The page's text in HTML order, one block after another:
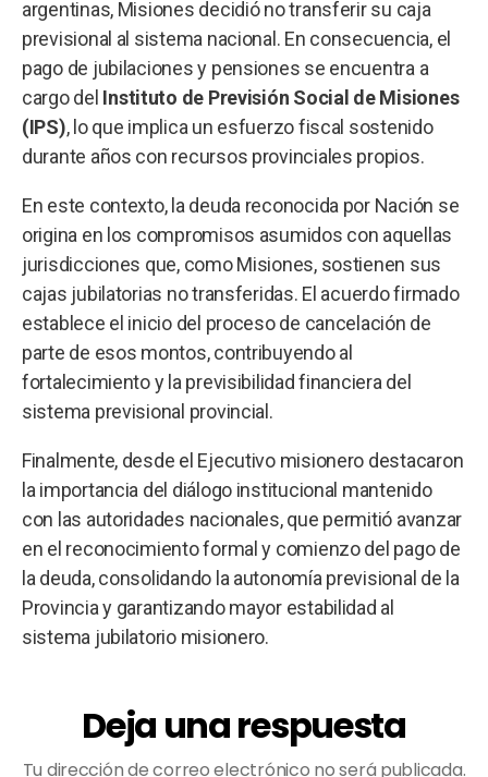
argentinas, Misiones decidió no transferir su caja
previsional al sistema nacional. En consecuencia, el
pago de jubilaciones y pensiones se encuentra a
cargo del Instituto de Previsión Social de Misiones
(IPS), lo que implica un esfuerzo fiscal sostenido
durante años con recursos provinciales propios.
En este contexto, la deuda reconocida por Nación se
origina en los compromisos asumidos con aquellas
jurisdicciones que, como Misiones, sostienen sus
cajas jubilatorias no transferidas. El acuerdo firmado
establece el inicio del proceso de cancelación de
parte de esos montos, contribuyendo al
fortalecimiento y la previsibilidad financiera del
sistema previsional provincial.
Finalmente, desde el Ejecutivo misionero destacaron
la importancia del diálogo institucional mantenido
con las autoridades nacionales, que permitió avanzar
en el reconocimiento formal y comienzo del pago de
la deuda, consolidando la autonomía previsional de la
Provincia y garantizando mayor estabilidad al
sistema jubilatorio misionero.
Deja una respuesta
Tu dirección de correo electrónico no será publicada.